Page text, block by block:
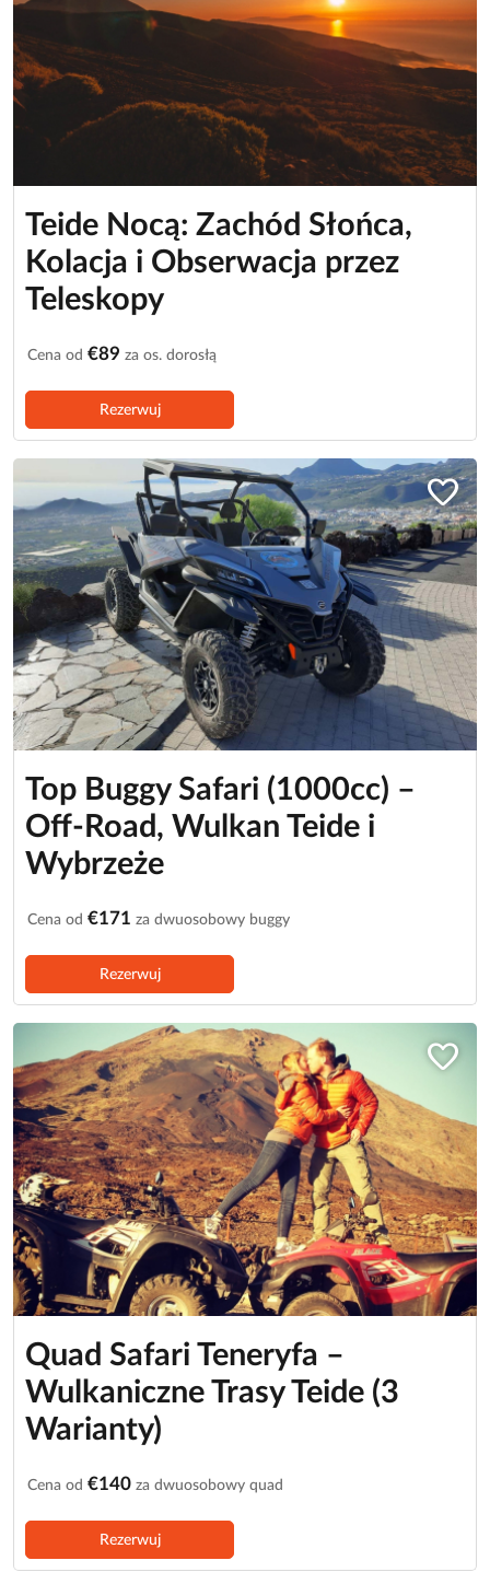
Teide Nocą: Zachód Słońca,
Kolacja i Obserwacja przez
Teleskopy
Cena od €89 za os. dorosłą
Rezerwuj
favorite
Top Buggy Safari (1000cc) –
Off-Road, Wulkan Teide i
Wybrzeże
Cena od €171 za dwuosobowy buggy
Rezerwuj
favorite
Quad Safari Teneryfa –
Wulkaniczne Trasy Teide (3
Warianty)
Cena od €140 za dwuosobowy quad
Rezerwuj